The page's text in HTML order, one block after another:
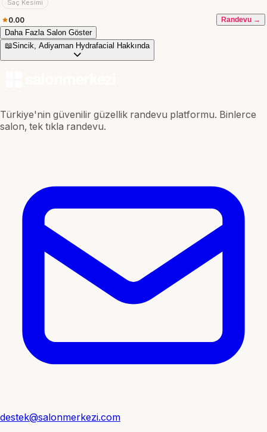
Saç Kesimi
0.00 Randevu →
Daha Fazla Salon Göster
📖Sincik, Adiyaman Hydrafacial Hakkında
Türkiye'nin güvenilir güzellik randevu platformu. Binlerce
salon, tek tıkla randevu.
destek@salonmerkezi.com